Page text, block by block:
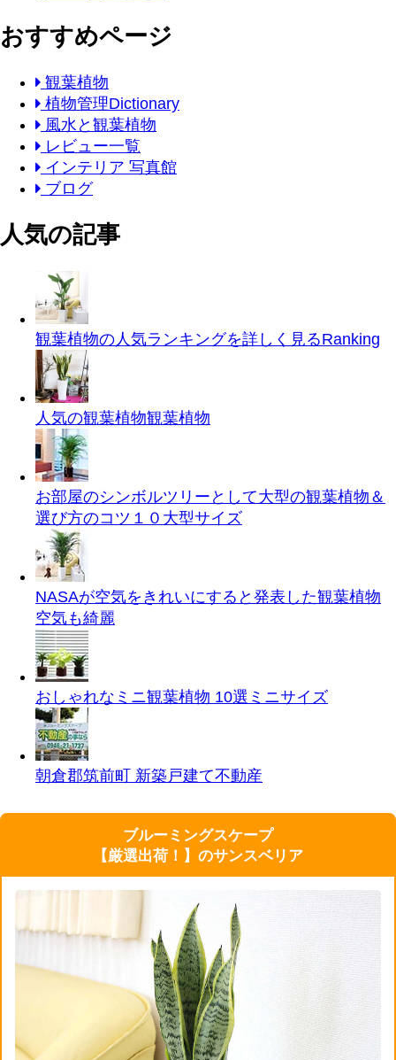
おすすめページ
観葉植物
植物管理Dictionary
風水と観葉植物
レビュー一覧
インテリア 写真館
ブログ
人気の記事
観葉植物の人気ランキングを詳しく見るRanking
人気の観葉植物観葉植物
お部屋のシンボルツリーとして大型の観葉植物＆
選び方のコツ１０ 大型サイズ
NASAが空気をきれいにすると発表した観葉植物
空気も綺麗
おしゃれなミニ観葉植物 10選 ミニサイズ
朝倉郡筑前町 新築戸建て不動産
ブルーミングスケープ
【厳選出荷！】のサンスベリア